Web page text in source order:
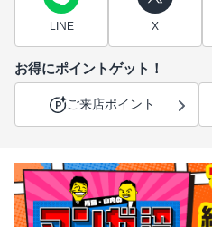
LINE X
お得にポイントゲット！
ご来店ポイント